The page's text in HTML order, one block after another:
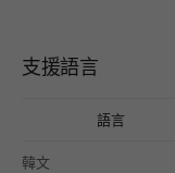
支援語言
語言
韓文